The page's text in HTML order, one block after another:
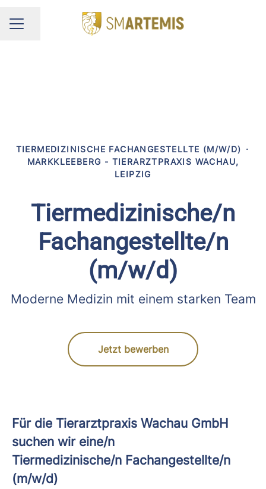
KARRIEREMENÜ
Seite teilen
TIERMEDIZINISCHE FACHANGESTELLTE (M/W/D) ·
MARKKLEEBERG - TIERARZTPRAXIS WACHAU,
LEIPZIG
Tiermedizinische/n
Fachangestellte/n
(m/w/d)
Moderne Medizin mit einem starken Team
Jetzt bewerben
Für die Tierarztpraxis Wachau GmbH
suchen wir eine/n
Tiermedizinische/n Fachangestellte/n
(m/w/d)